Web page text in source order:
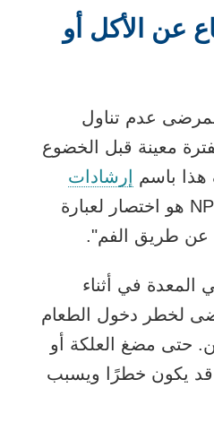
عن الأكل أو
عدم تناول
معينة قبل الخضوع
هذا باسم
إرشادات
أو "NPO". NPO هو اختصار لعبارة
عن طريق الفم".
في أثناء
لخطر دخول الطعام
حتى مضغ العلكة أو
يكون خطرًا ويسبب